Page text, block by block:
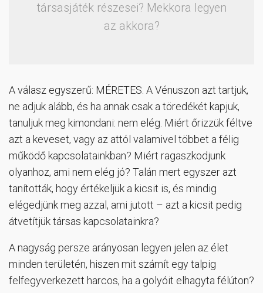
társasjáték részesei? Mekkora legyen
az akkora?
A válasz egyszerű: MÉRETES. A Vénuszon azt tartjuk,
ne adjuk alább, és ha annak csak a töredékét kapjuk,
tanuljuk meg kimondani: nem elég. Miért őrizzük féltve
azt a keveset, vagy az attól valamivel többet a félig
működő kapcsolatainkban? Miért ragaszkodjunk
olyanhoz, ami nem elég jó? Talán mert egyszer azt
tanították, hogy értékeljük a kicsit is, és mindig
elégedjünk meg azzal, ami jutott – azt a kicsit pedig
átvetítjük társas kapcsolatainkra?
A nagyság persze arányosan legyen jelen az élet
minden területén, hiszen mit számít egy talpig
felfegyverkezett harcos, ha a golyóit elhagyta félúton?